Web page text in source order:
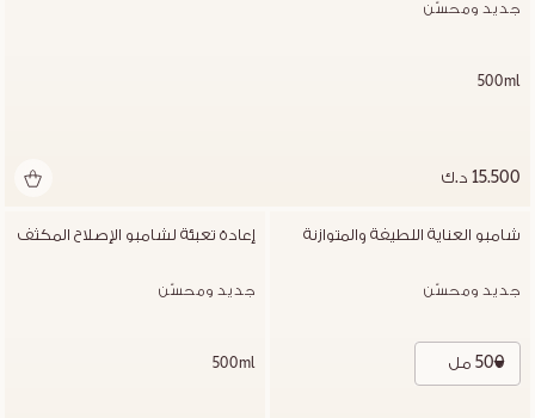
جديد ومحسّن
500ml
15.500 د.ك
شامبو العناية اللطيفة والمتوازنة
جديد ومحسّن
500 مل
إعادة تعبئة لشامبو الإصلاح المكثف
جديد ومحسّن
500ml